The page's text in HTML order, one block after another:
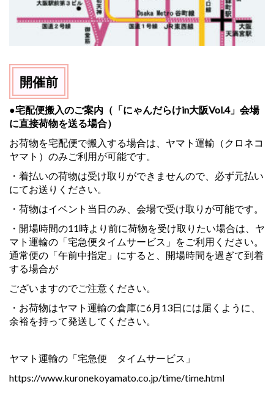
開催前
●宅配便搬入のご案内（「にゃんだらけin大阪Vol.4」会場
に直接荷物を送る場合）
お荷物を宅配便で搬入する場合は、ヤマト運輸（クロネコ
ヤマト）のみご利用が可能です。
・着払いの荷物は受け取りができませんので、必ず元払い
にてお送りください。
・荷物はイベント当日のみ、会場で受け取りが可能です。
・開場時間の11時より前に荷物を受け取りたい場合は、ヤ
マト運輸の「宅急便タイムサービス」をご利用ください。
通常便の「午前中指定」にすると、開場時間を過ぎて到着
する場合が
ございますのでご注意ください。
・お荷物はヤマト運輸の倉庫に6月13日には届くように、
余裕を持って発送してください。
ヤマト運輸の「宅急便 タイムサービス」
https://www.kuronekoyamato.co.jp/time/time.html